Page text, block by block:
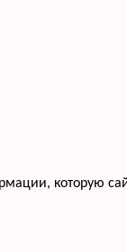
которую